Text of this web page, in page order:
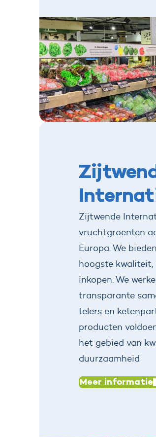
Zijtwende
vruchtgroenten
Europa. We
hoogste
inkopen. We
transparante
telers en
producten
het gebied van
duurzaamheid
Meer informatie